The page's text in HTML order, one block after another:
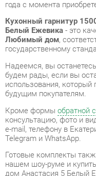
Надеемся, вы
будем рады, если вы
использования, который
будущим покупателям.
Кроме формы обратной
консультацию, фото и
e-mail, телефону в
Telegram и WhatsApp.
Готовые комплекты
нашем шоу-руме и
дом Анастасия 5 Белый
с нашего центрального
список адресов и
контактов.
Стиль интерьера